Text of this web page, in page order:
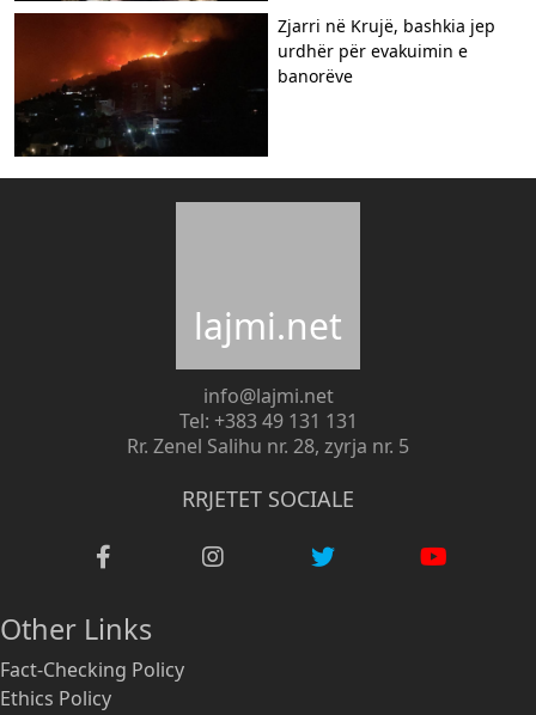
Zjarri në Krujë, bashkia jep
urdhër për evakuimin e
banorëve
lajmi.net
info@lajmi.net
Tel: +383 49 131 131
Rr. Zenel Salihu nr. 28, zyrja nr. 5
RRJETET SOCIALE
Other Links
Fact-Checking Policy
Ethics Policy